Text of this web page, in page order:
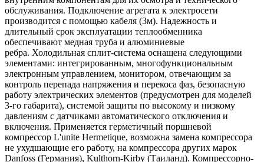
обслуживания. Подключение агрегата к электросети
производится с помощью кабеля (3м). Надежность и
длительный срок эксплуатации теплообменника
обеспечивают медная труба и алюминиевые
ребра. Холодильная сплит-система оснащена следующими
элементами: интегрированным, многофункциональным
электронным управлением, монитором, отвечающим за
контроль перепада напряжения и перекоса фаз, безопасную
работу электрических элементов (предусмотрен для моделей
3-го габарита), системой защиты по высокому и низкому
давлениям с датчиками автоматического отключения и
включения. Применяется герметичный поршневой
компрессор L'unite Hermetique, возможна замена компрессора
не ухудшающие его работу, на компрессора других марок
Danfoss (Германия), Kulthorn-Kirby (Таиланд). Компрессорно-